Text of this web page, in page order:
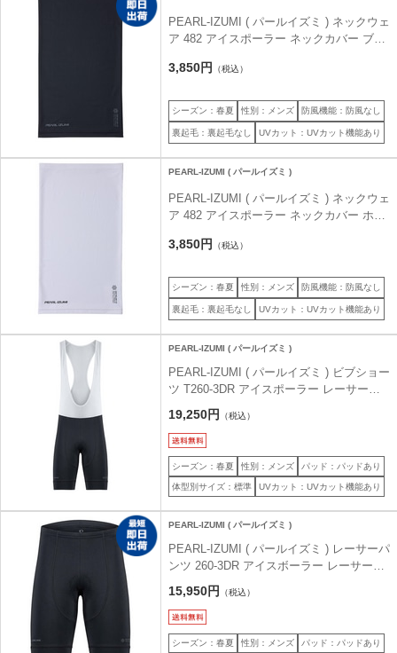
PEARL-IZUMI ( パールイズミ ) ネックウェ
ア 482 アイスポーラー ネックカバー ブラ
3,850円 （税込）
シーズン：春夏 性別：メンズ 防風機能：防風なし
裏起毛：裏起毛なし UVカット：UVカット機能あり
PEARL-IZUMI ( パールイズミ )
PEARL-IZUMI ( パールイズミ ) ネックウェ
ア 482 アイスポーラー ネックカバー ホワ
3,850円 （税込）
シーズン：春夏 性別：メンズ 防風機能：防風なし
裏起毛：裏起毛なし UVカット：UVカット機能あり
PEARL-IZUMI ( パールイズミ )
PEARL-IZUMI ( パールイズミ ) ビブショー
ツ T260-3DR アイスポーラー レーサービ
ブパンツ ブラック 3L
19,250円 （税込）
シーズン：春夏 性別：メンズ パッド：パッドあり
体型別サイズ：標準 UVカット：UVカット機能あり
PEARL-IZUMI ( パールイズミ )
PEARL-IZUMI ( パールイズミ ) レーサーパ
ンツ 260-3DR アイスボーラー レーサーパ
ンツ ブラック L
15,950円 （税込）
シーズン：春夏 性別：メンズ パッド：パッドあり